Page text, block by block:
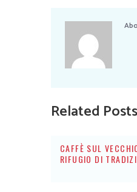
Related Posts
CAFFÈ SUL
RIFUGIO DI